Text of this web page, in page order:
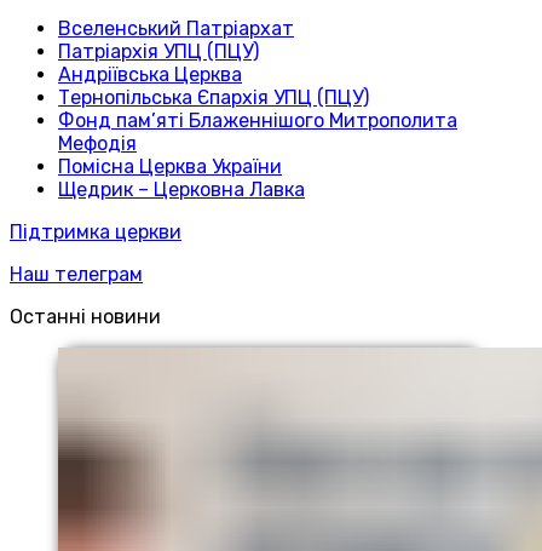
Вселенський Патріархат
Патріархія УПЦ (ПЦУ)
Андріївська Церква
Тернопільська Єпархія УПЦ (ПЦУ)
Фонд пам’яті Блаженнішого Митрополита
Мефодія
Помісна Церква України
Щедрик – Церковна Лавка
Підтримка церкви
Наш телеграм
Останні новини